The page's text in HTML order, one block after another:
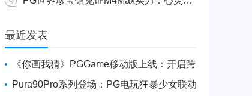
最近发表
《你画我猜》PGGame移动版上线：开启跨
平台互动新玩法
Pura90Pro系列登场：PG电玩狂暴少女联动